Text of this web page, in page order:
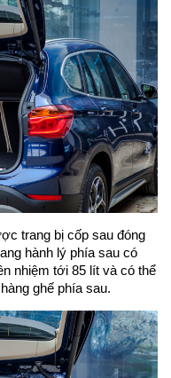
trang bị cốp sau đóng
hành lý phía sau có
nhiệm tới 85 lít và có thể
ghế phía sau.